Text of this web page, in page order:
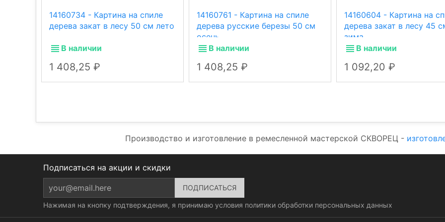
14160734 - Картина на спиле
дерева закат в лесу 50 см лето
В наличии
1 408,25
14160761 - Картина на спиле
дерева русские березы 50 см
осень
В наличии
1 408,25
14160604 - Картина на
дерева закат в лесу 45
зима.
В наличии
1 092,20
Производство и изготовление в ремесленной мастерской СКВОРЕЦ -
Подписаться на акции и скидки
Нажимая на кнопку подтверждения, я принимаю условия политики обработки персональных данных